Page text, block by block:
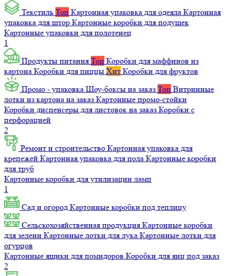
Текстиль Топ Картонная упаковка для одеяла Картонная
упаковка для штор Картонные коробки для подушек
Картонные упаковки для полотенец
1
Продукты питания Топ Коробки для маффинов из
картона Коробки для пиццы Хит Коробки для фруктов
Промо - упаковка Шоу-боксы на заказ Топ Витринные
лотки из картона на заказ Картонные промо-стойки
Коробки диспенсеры для листовок на заказ Коробки с
перфорацией
2
Ремонт и строительство Картонная упаковка для
крепежей Картонная упаковка для пола Картонные коробки
для труб
Картонные коробки для утилизации ламп
1
Сад и огород Картонные коробки под теплицу
Сельскохозяйственная продукция Картонные коробки
для зелени Картонные лотки для лука Картонные лотки для
огурцов
Картонные ящики для помидоров Коробки для яиц под заказ
2